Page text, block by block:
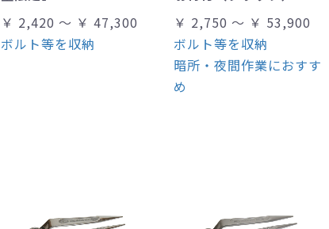
￥ 2,420 ～ ￥ 47,300
ボルト等を収納
￥ 2,750 ～ ￥ 53,900
ボルト等を収納
暗所・夜間作業におすす
め